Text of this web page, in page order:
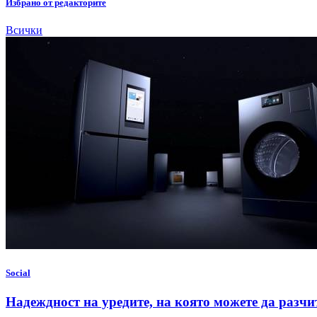
Избрано от редакторите
Всички
Social
Надеждност на уредите, на която можете да